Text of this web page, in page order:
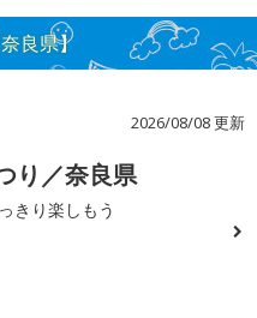
良県】
2026/08/08 更新
り／奈良県
きり楽しもう